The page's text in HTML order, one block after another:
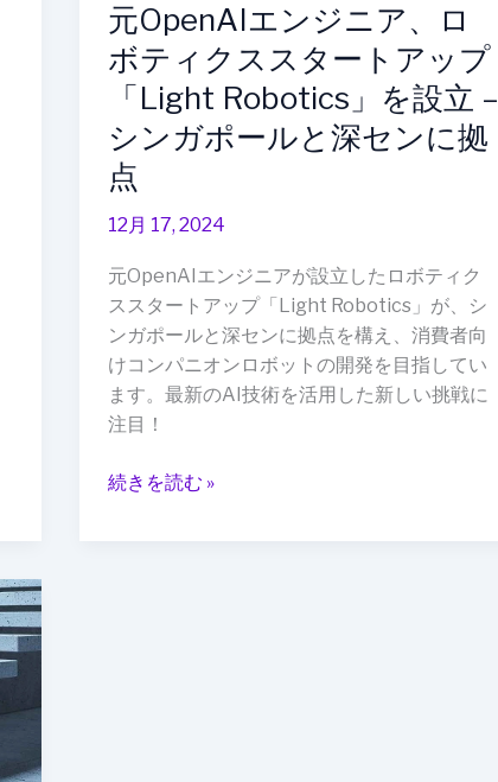
元OpenAIエンジニア、ロ
ボティクススタートアップ
「Light Robotics」を設立 –
シンガポールと深センに拠
点
12月 17, 2024
元OpenAIエンジニアが設立したロボティク
ススタートアップ「Light Robotics」が、シ
ンガポールと深センに拠点を構え、消費者向
けコンパニオンロボットの開発を目指してい
ます。最新のAI技術を活用した新しい挑戦に
注目！
ィ
ク
タ
ー
ア
ッ
プ
「Light
Robotics」
を
設
–
続きを読む »